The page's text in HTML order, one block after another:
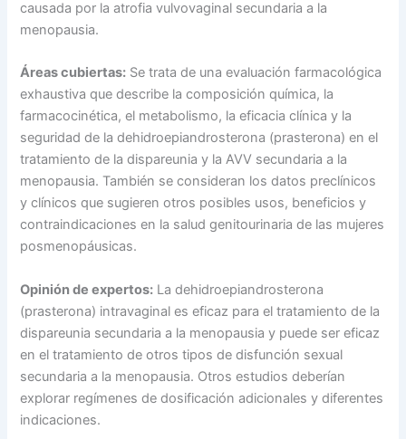
causada por la atrofia vulvovaginal secundaria a la
menopausia.
Áreas cubiertas: Se trata de una evaluación farmacológica
exhaustiva que describe la composición química, la
farmacocinética, el metabolismo, la eficacia clínica y la
seguridad de la dehidroepiandrosterona (prasterona) en el
tratamiento de la dispareunia y la AVV secundaria a la
menopausia. También se consideran los datos preclínicos
y clínicos que sugieren otros posibles usos, beneficios y
contraindicaciones en la salud genitourinaria de las mujeres
posmenopáusicas.
Opinión de expertos: La dehidroepiandrosterona
(prasterona) intravaginal es eficaz para el tratamiento de la
dispareunia secundaria a la menopausia y puede ser eficaz
en el tratamiento de otros tipos de disfunción sexual
secundaria a la menopausia. Otros estudios deberían
explorar regímenes de dosificación adicionales y diferentes
indicaciones.